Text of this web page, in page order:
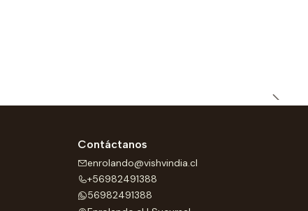
Contáctanos
enrolando@vishvindia.cl
+56982491388
56982491388